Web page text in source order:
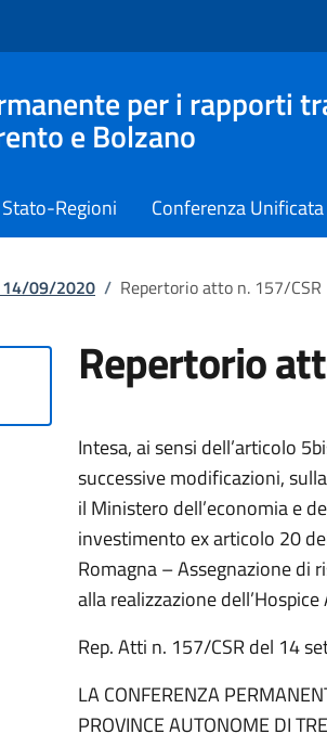
per i rapporti
e Bolzano
Regioni Conferenza Unificata
09/2020 / Repertorio atto n. 157/CSR
Repertorio
Intesa, ai sensi dell’articolo
successive modificazioni,
il Ministero dell’economia e
investimento ex articolo 20
Romagna – Assegnazione di
alla realizzazione
Rep. Atti n. 157/CSR del 14
LA CONFERENZA
PROVINCE AUTONOME DI